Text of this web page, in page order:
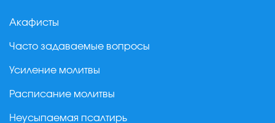
Акафисты
Часто задаваемые вопросы
Усиление молитвы
Расписание молитвы
Неусыпаемая псалтирь